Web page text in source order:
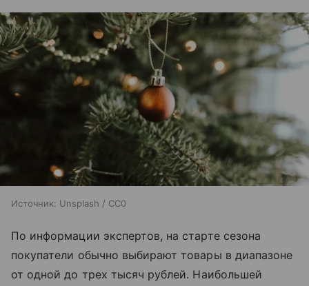
Источник: Unsplash / CC0
По информации экспертов, на старте сезона
покупатели обычно выбирают товары в диапазоне
от одной до трех тысяч рублей. Наибольшей